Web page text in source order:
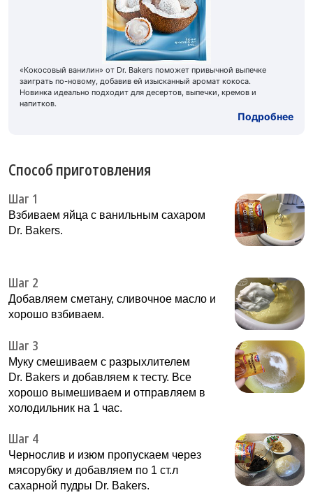
«Кокосовый ванилин» от Dr. Bakers поможет привычной выпечке
заиграть по-новому, добавив ей изысканный аромат кокоса.
Новинка идеально подходит для десертов, выпечки, кремов и
напитков.
Подробнее
Способ приготовления
Шаг 1
Взбиваем яйца с ванильным сахаром
Dr. Bakers.
Шаг 2
Добавляем сметану, сливочное масло и
хорошо взбиваем.
Шаг 3
Муку смешиваем с разрыхлителем
Dr. Bakers и добавляем к тесту. Все
хорошо вымешиваем и отправляем в
холодильник на 1 час.
Шаг 4
Чернослив и изюм пропускаем через
мясорубку и добавляем по 1 ст.л
сахарной пудры Dr. Bakers.